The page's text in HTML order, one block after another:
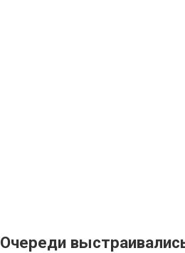
Очереди